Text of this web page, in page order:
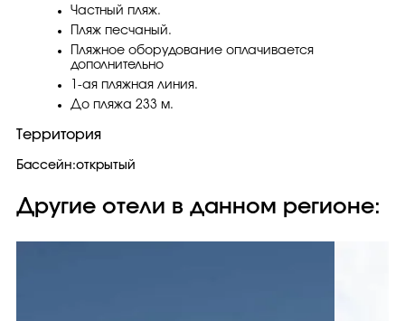
Частный пляж.
Пляж песчаный.
Пляжное оборудование оплачивается
дополнительно
1-ая пляжная линия.
До пляжа 233 м.
Территория
Бассейн:открытый
Другие отели в данном регионе: